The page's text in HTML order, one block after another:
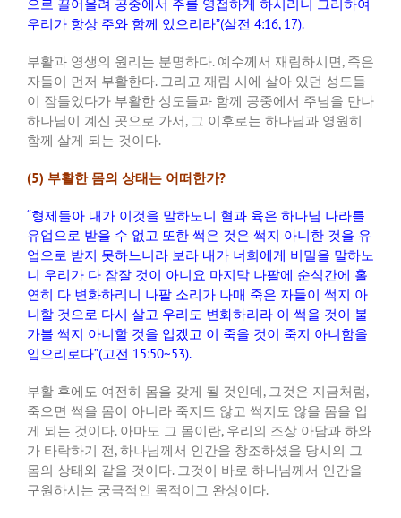
으로 끌어올려 공중에서 주를 영접하게 하시리니 그리하여
우리가 항상 주와 함께 있으리라”(살전 4:16, 17).
부활과 영생의 원리는 분명하다. 예수께서 재림하시면, 죽은
자들이 먼저 부활한다. 그리고 재림 시에 살아 있던 성도들
이 잠들었다가 부활한 성도들과 함께 공중에서 주님을 만나
하나님이 계신 곳으로 가서, 그 이후로는 하나님과 영원히
함께 살게 되는 것이다.
(5) 부활한 몸의 상태는 어떠한가?
“형제들아 내가 이것을 말하노니 혈과 육은 하나님 나라를
유업으로 받을 수 없고 또한 썩은 것은 썩지 아니한 것을 유
업으로 받지 못하느니라 보라 내가 너희에게 비밀을 말하노
니 우리가 다 잠잘 것이 아니요 마지막 나팔에 순식간에 홀
연히 다 변화하리니 나팔 소리가 나매 죽은 자들이 썩지 아
니할 것으로 다시 살고 우리도 변화하리라 이 썩을 것이 불
가불 썩지 아니할 것을 입겠고 이 죽을 것이 죽지 아니함을
입으리로다”(고전 15:50~53).
부활 후에도 여전히 몸을 갖게 될 것인데, 그것은 지금처럼,
죽으면 썩을 몸이 아니라 죽지도 않고 썩지도 않을 몸을 입
게 되는 것이다. 아마도 그 몸이란, 우리의 조상 아담과 하와
가 타락하기 전,하나님께서 인간을 창조하셨을 당시의 그
몸의 상태와 같을 것이다. 그것이 바로 하나님께서 인간을
구원하시는 궁극적인 목적이고 완성이다.